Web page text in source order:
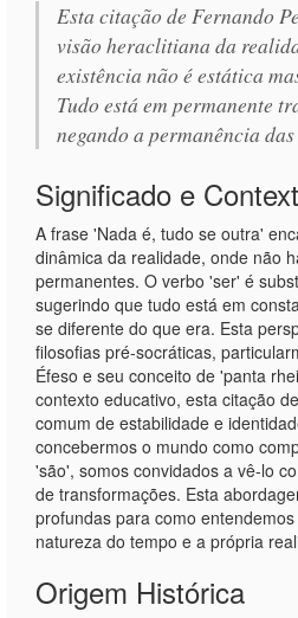
Esta citação de Fernando
visão heraclitiana da
existência não é estática
Tudo está em permanente
negando a permanência
Significado e
A frase 'Nada é, tudo se outra'
dinâmica da realidade, onde não
permanentes. O verbo 'ser' é
sugerindo que tudo está em
se diferente do que era. Esta
filosofias pré-socráticas,
Éfeso e seu conceito de 'panta
contexto educativo, esta citação
comum de estabilidade e
concebermos o mundo como
'são', somos convidados a vê-lo
de transformações. Esta
profundas para como
natureza do tempo e a própria
Origem Histórica